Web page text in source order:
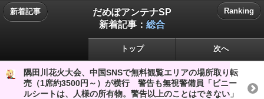
新着記事
だめぽアンテナSP
新着記事： 総合
Ranking
トップ 次へ
隅田川花火大会、中国SNSで無料観覧エリアの場所取り転
売（1席約3500円～）が横行 警告も無視警備員「ビニー
ルシートは、人様の所有物。警告以上のことはできない」